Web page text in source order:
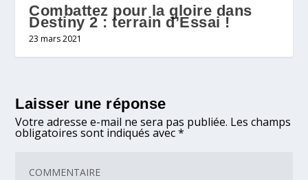
Combattez pour la gloire dans
Destiny 2 : terrain d’Essai !
23 mars 2021
Laisser une réponse
Votre adresse e-mail ne sera pas publiée. Les champs
obligatoires sont indiqués avec*